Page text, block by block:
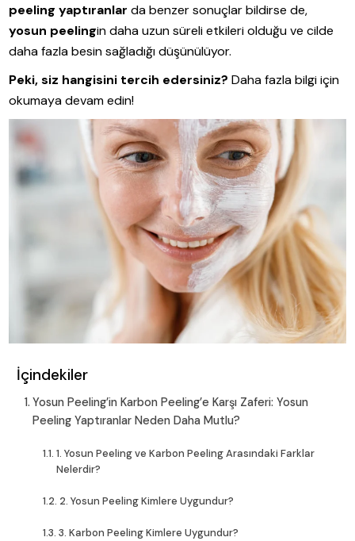
peeling yaptıranlar da benzer sonuçlar bildirse de,
yosun peelingin daha uzun süreli etkileri olduğu ve cilde
daha fazla besin sağladığı düşünülüyor.
Peki, siz hangisini tercih edersiniz? Daha fazla bilgi için
okumaya devam edin!
İçindekiler
Yosun Peeling’in Karbon Peeling’e Karşı Zaferi: Yosun
Peeling Yaptıranlar Neden Daha Mutlu?
1. Yosun Peeling ve Karbon Peeling Arasındaki Farklar
Nelerdir?
2. Yosun Peeling Kimlere Uygundur?
3. Karbon Peeling Kimlere Uygundur?